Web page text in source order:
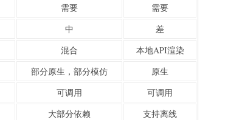
需要
需要
中
差
混合
本地API渲染
部分原生，部分模仿
原生
可调用
可调用
大部分依赖 支持离线